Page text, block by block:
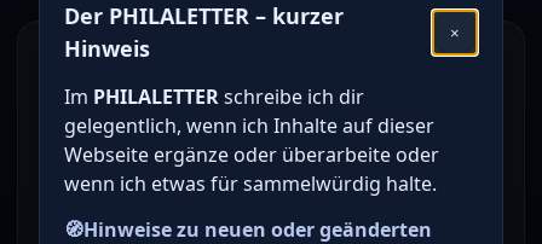
Der PHILALETTER – kurzer
Hinweis
×
Im PHILALETTERschreibe ich dir
gelegentlich, wenn ich Inhalte auf dieser
Webseite ergänze oder überarbeite oder
wenn ich etwas für sammelwürdig halte.
🧭Hinweise zu neuen oder geänderten
Den Katalogwert von
deutschen Briefmarken
online bestimmen /
ermitteln